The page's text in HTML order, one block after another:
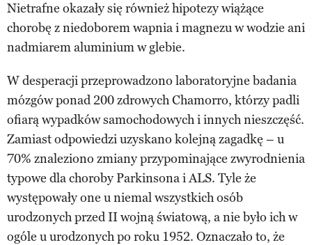
Nietrafne okazały się również hipotezy wiążące
chorobę z niedoborem wapnia i magnezu w wodzie ani
nadmiarem aluminium w glebie.
W desperacji przeprowadzono laboratoryjne badania
mózgów ponad 200 zdrowych Chamorro, którzy padli
ofiarą wypadków samochodowych i innych nieszczęść.
Zamiast odpowiedzi uzyskano kolejną zagadkę – u
70% znaleziono zmiany przypominające zwyrodnienia
typowe dla choroby Parkinsona i ALS. Tyle że
występowały one u niemal wszystkich osób
urodzonych przed II wojną światową, a nie było ich w
ogóle u urodzonych po roku 1952. Oznaczało to, że